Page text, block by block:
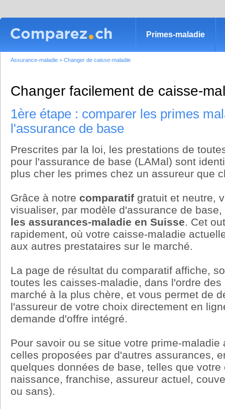
Primes-maladie
Assurance-maladie > Changer de caisse-maladie
Changer facilement de caisse-
1ère étape : comparer les primes
l'assurance de base
Prescrites par la loi, les prestations de
pour l'assurance de base (LAMal) sont
plus cher les primes chez un assureur que
Grâce à notre comparatif gratuit et neutre,
visualiser, par modèle d'assurance de
les assurances-maladie en Suisse. Cet
rapidement, où votre caisse-maladie
aux autres prestataires sur le marché.
La page de résultat du comparatif affiche,
toutes les caisses-maladie, dans l'ordre
marché à la plus chère, et vous permet de
l'assureur de votre choix directement en
demande d'offre intégré.
Pour savoir ou se situe votre prime-maladie
celles proposées par d'autres assurances,
quelques données de base, telles que
naissance, franchise, assureur actuel,
ou sans).